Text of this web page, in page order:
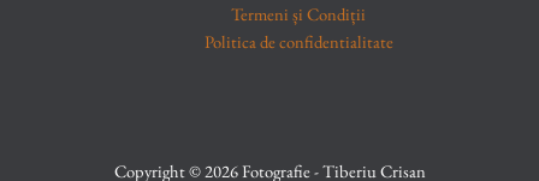
Termeni și Condiții
Politica de confidentialitate
Copyright © 2026 Fotografie - Tiberiu Crisan